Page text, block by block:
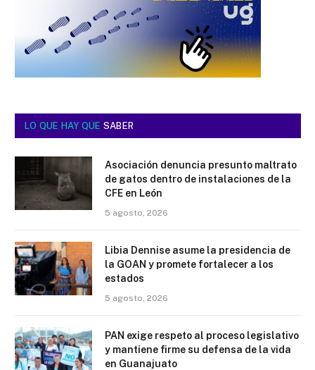
LO QUE HAY QUE SABER
Asociación denuncia presunto maltrato
de gatos dentro de instalaciones de la
CFE en León
5 agosto, 2026
Libia Dennise asume la presidencia de
la GOAN y promete fortalecer a los
estados
5 agosto, 2026
PAN exige respeto al proceso legislativo
y mantiene firme su defensa de la vida
en Guanajuato